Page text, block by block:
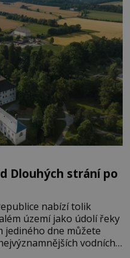
Dlouhých strání po
nabízí tolik
území jako údolí řeky
jediného dne můžete
vodních